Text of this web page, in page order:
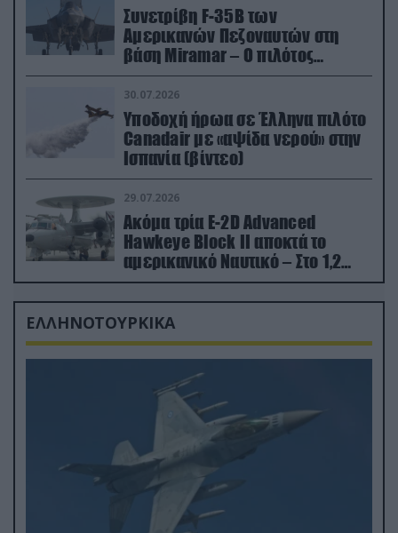
Συνετρίβη F-35B των
Αμερικανών Πεζοναυτών στη
βάση Miramar – Ο πιλότος
εκτινάχθηκε εγκαίρως
30.07.2026
Υποδοχή ήρωα σε Έλληνα πιλότο
Canadair με «αψίδα νερού» στην
Ισπανία (βίντεο)
29.07.2026
Ακόμα τρία E-2D Advanced
Hawkeye Block II αποκτά το
αμερικανικό Ναυτικό – Στο 1,2
δισ.δολάρια το κόστος
ΕΛΛΗΝΟΤΟΥΡΚΙΚΑ